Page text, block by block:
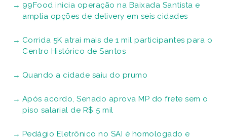
99Food inicia operação na Baixada Santista e
amplia opções de delivery em seis cidades
Corrida 5K atrai mais de 1 mil participantes para o
Centro Histórico de Santos
Quando a cidade saiu do prumo
Após acordo, Senado aprova MP do frete sem o
piso salarial de R$ 5 mil
Pedágio Eletrônico no SAI é homologado e